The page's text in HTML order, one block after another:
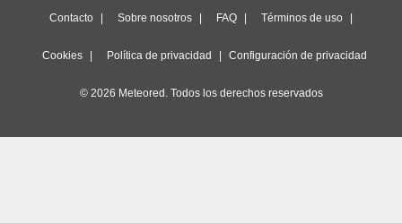
Contacto Sobre nosotros FAQ Términos de uso
Cookies Política de privacidad Configuración de privacidad
© 2026 Meteored. Todos los derechos reservados